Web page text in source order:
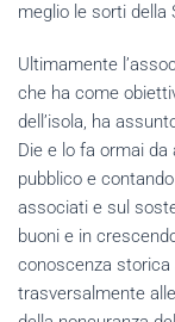
meglio le sorti della
Ultimamente
che ha come
dell’isola, ha
Die e lo fa ormai
pubblico e
associati e sul
buoni e in
conoscenza storica
trasversalmente